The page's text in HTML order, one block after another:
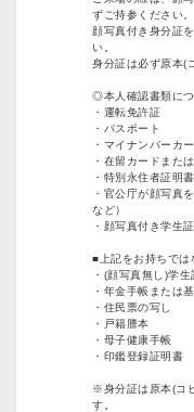
ずご持参ください。
顔写真付き身分証
い。
身分証は必ず原本(
◎本人確認書類に
・運転免許証
・パスポート
・マイナンバーカ
・在留カードまた
・特別永住者証明書
・官公庁が顔写真
など）
・顔写真付き学生
■上記をお持ちでは
・(顔写真無し)学
・年金手帳または
・住民票の写し
・戸籍謄本
・母子健康手帳
・印鑑登録証明書
※身分証は原本(コ
す。